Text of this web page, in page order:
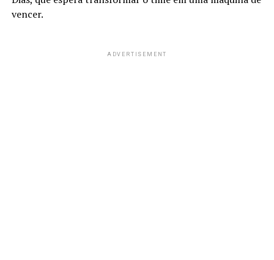
vencer.
ADVERTISEMENT